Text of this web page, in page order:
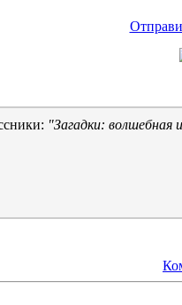
"Загадки: волшебная